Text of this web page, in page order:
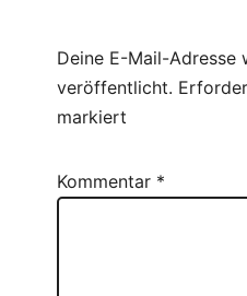
Deine E-Mail-Adresse
veröffentlicht.
markiert
Kommentar *